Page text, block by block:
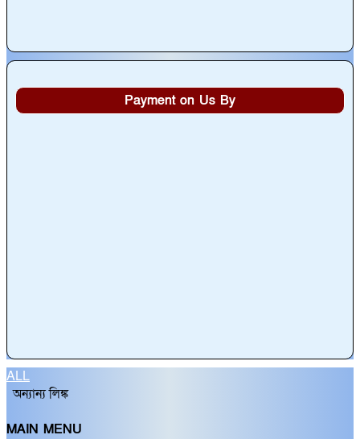
Payment on Us By
ALL
অন্যান্য লিঙ্ক
MAIN MENU